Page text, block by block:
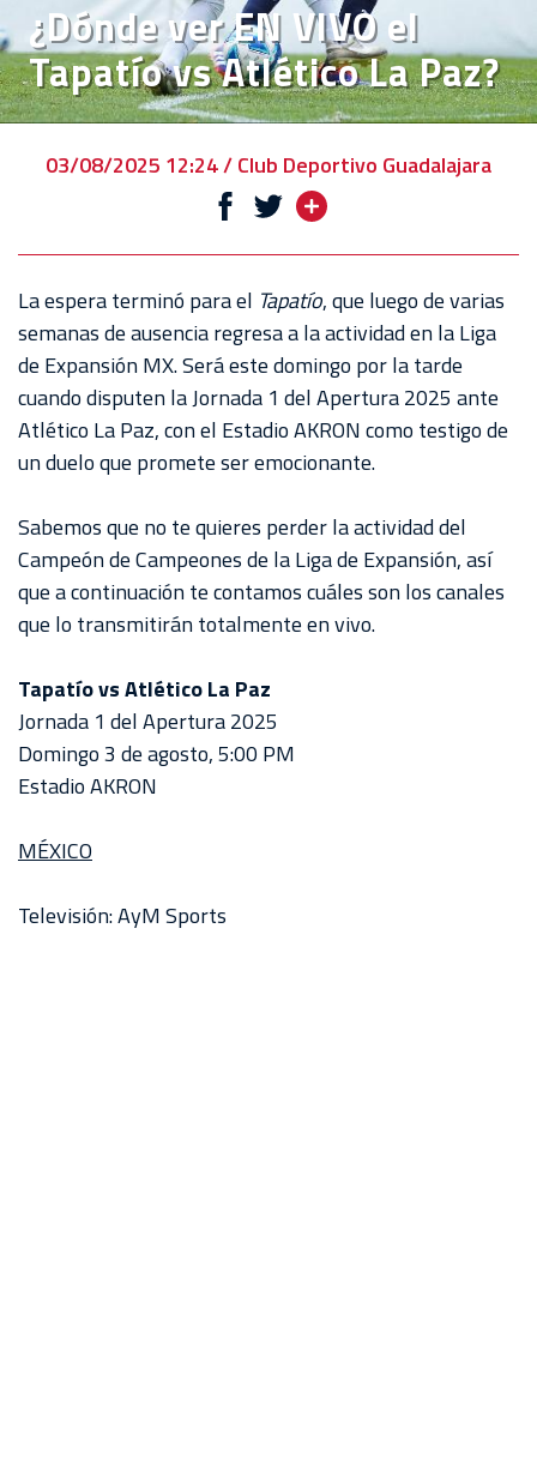
EVENTOS
DEPORTIVOS
REBAÑO
CHIVAS
CHIVASTV
ESTADIO
AKRON
TOUR
ESTADIO
¿Dónde ver EN VIVO el
Tapatío vs Atlético La Paz?
03/08/2025 12:24 / Club Deportivo Guadalajara
La espera terminó para el Tapatío, que luego de varias
semanas de ausencia regresa a la actividad en la Liga
de Expansión MX. Será este domingo por la tarde
cuando disputen la Jornada 1 del Apertura 2025 ante
Atlético La Paz, con el Estadio AKRON como testigo de
un duelo que promete ser emocionante.
Sabemos que no te quieres perder la actividad del
Campeón de Campeones de la Liga de Expansión, así
que a continuación te contamos cuáles son los canales
que lo transmitirán totalmente en vivo.
Tapatío vs Atlético La Paz
Jornada 1 del Apertura 2025
Domingo 3 de agosto, 5:00 PM
Estadio AKRON
MÉXICO
Televisión: AyM Sports